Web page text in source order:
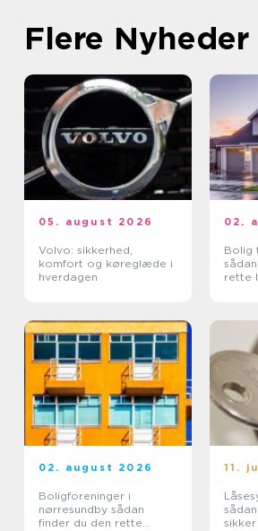
Flere Nyheder
05. august 2026
Volvo: sikkerhed,
komfort og køreglæde i
hverdagen
02.
Bolig
rette
02. august 2026
Boligforeninger i
nørresundby sådan
finder du den rette
11.